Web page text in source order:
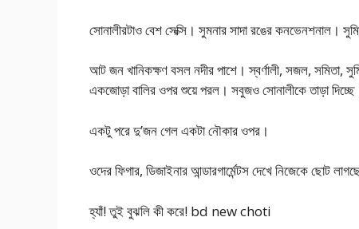
সোনালীরটাও বেশ সেক্সি। সুমনার সাদা রঙের কনভেনশনাল।
আট জন খানিকক্ষণ বসল নদীর পাশে। স্বর্ণালী, সজল, সমিতা,
একজোড়া বালির ওপর শুয়ে পরল। সবুজও সোনালীকে তাড়া
একটু পরে দু’জন গেল একটা নৌকার ওপর।
ওদের ফিগার, ডিজাইনার আন্ডারগার্মেন্টস দেখে নিজেকে ছোট
হ্যাঁ! তুই বুঝলি কী করে! bd new choti